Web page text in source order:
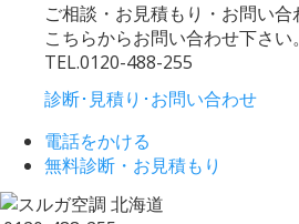
ご相談・お見積もり・お問い合
こちらからお問い合わせ下さい。
TEL.0120-488-255
診断･見積り･お問い合わせ
電話をかける
無料診断・お見積もり